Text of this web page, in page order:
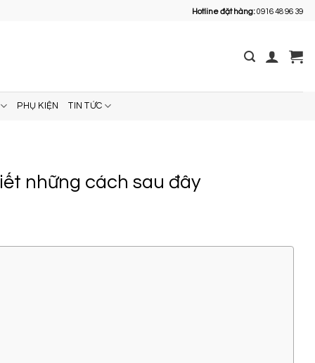
Hotline đặt hàng:0916 48 96 39
PHỤ KIỆN TIN TỨC
những cách sau đây